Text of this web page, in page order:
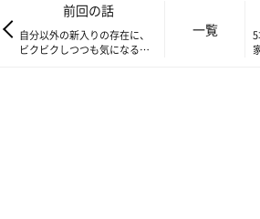
前回の話
自分以外の新入りの存在に、
ビクビクしつつも気になる猫
一覧